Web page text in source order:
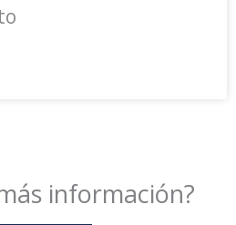
información?